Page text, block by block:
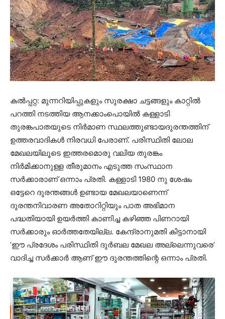
കൽപ്പറ്റ: മുന്നറിയിപ്പുകളും സുരക്ഷാ ചട്ടങ്ങളും കാറ്റിൽ
പറത്തി നടത്തിയ ആനക്കാംപൊയിൽ കള്ളാടി
തുരങ്കപാതയുടെ നിർമാണ സ്ഥലത്തുണ്ടായദുരന്തത്തിന്
ഉത്തരവാദികൾ നിരവധി പേരാണ്. പരിസ്ഥിതി ലോല
മേഖലയിലൂടെ ഇത്തരമൊരു വലിയ തുരങ്കം
നിർമിക്കാനുള്ള തീരുമാനം എടുത്ത സംസ്ഥാന
സർക്കാരാണ് ഒന്നാം പ്രതി. കള്ളാടി 1980 നു ശേഷം
ഒട്ടേറെ ദുരന്തങ്ങൾ ഉണ്ടായ മേഖലയാണെന്ന്
ദുരന്തനിവാരണ അതോറിറ്റിയും പാത അഭിമാന
പദ്ധതിയായി ഉയർത്തി കാണിച്ച കഴിഞ്ഞ പിണറായി
സർക്കാരും ഓർത്തതേയില്ല. കേന്ദ്രാനുമതി കിട്ടാനായി
‘ഈ പ്രദേശം പരിസ്ഥിതി ദുർബല മേഖല അല്ലെന്നുവരെ’
വാദിച്ച സർക്കാർ ആണ് ഈ ദുരന്തത്തിന്റെ ഒന്നാം പ്രതി.